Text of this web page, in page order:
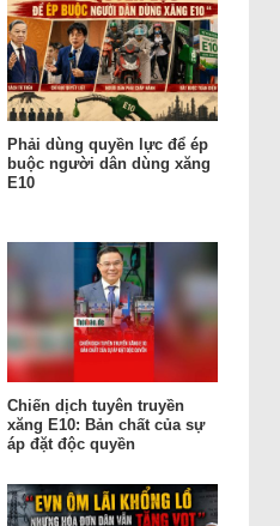
Phải dùng quyền lực để ép
buộc người dân dùng xăng
E10
Chiến dịch tuyên truyền
xăng E10: Bản chất của sự
áp đặt độc quyền